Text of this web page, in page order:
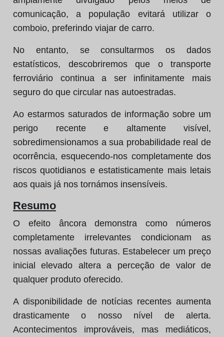
comunicação, a população evitará utilizar o
comboio, preferindo viajar de carro.
No entanto, se consultarmos os dados
estatísticos, descobriremos que o transporte
ferroviário continua a ser infinitamente mais
seguro do que circular nas autoestradas.
Ao estarmos saturados de informação sobre um
perigo recente e altamente visível,
sobredimensionamos a sua probabilidade real de
ocorrência, esquecendo-nos completamente dos
riscos quotidianos e estatisticamente mais letais
aos quais já nos tornámos insensíveis.
Resumo
O efeito âncora demonstra como números
completamente irrelevantes condicionam as
nossas avaliações futuras. Estabelecer um preço
inicial elevado altera a perceção de valor de
qualquer produto oferecido.
A disponibilidade de notícias recentes aumenta
drasticamente o nosso nível de alerta.
Acontecimentos improváveis, mas mediáticos,